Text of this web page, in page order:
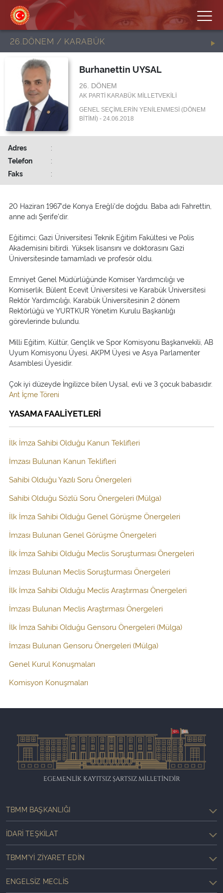
26.DÖNEM / KARABÜK
Burhanettin UYSAL
26. DÖNEM
AK PARTİ KARABÜK MİLLETVEKİLİ
GENEL SEÇİMLERİN YENİLENMESİ (DÖNEM
BİTİMİ) - 24.06.2018
Adres
:
Telefon
:
Faks
:
20 Haziran 1967'de Konya Ereğli'de doğdu. Baba adı Fahrettin,
anne adı Şerife'dir.
Eğitimci; Gazi Üniversitesi Teknik Eğitim Fakültesi ve Polis
Akademisini bitirdi. Yüksek lisansını ve doktorasını Gazi
Üniversitesinde tamamladı ve profesör oldu.
Emniyet Genel Müdürlüğünde Komiser Yardımcılığı ve
Komiserlik, Bülent Ecevit Üniversitesi ve Karabük Üniversitesi
Rektör Yardımcılığı, Karabük Üniversitesinin 2 dönem
Rektörlüğü ve YURTKUR Yönetim Kurulu Başkanlığı
görevlerinde bulundu.
Milli Eğitim, Kültür, Gençlik ve Spor Komisyonu Başkanvekili, AB
Uyum Komisyonu Üyesi, AKPM Üyesi ve Asya Parlamenter
Asamblesi Üyesidir.
Çok iyi düzeyde İngilizce bilen Uysal, evli ve 3 çocuk babasıdır.
Ant İçme Töreni
YASAMA FAALİYETLERİ
İlk İmza Sahibi Olduğu Kanun Teklifleri
İmzası Bulunan Kanun Teklifleri
Sahibi Olduğu Yazılı Soru Önergeleri
Sahibi Olduğu Sözlü Soru Önergeleri (Mülga)
İlk İmza Sahibi Olduğu Genel Görüşme Önergeleri
İmzası Bulunan Genel Görüşme Önergeleri
İlk İmza Sahibi Olduğu Meclis Soruşturması Önergeleri
İmzası Bulunan Meclis Soruşturması Önergeleri
İlk İmza Sahibi Olduğu Meclis Araştırması Önergeleri
İmzası Bulunan Meclis Araştırması Önergeleri
İlk İmza Sahibi Olduğu Gensoru Önergeleri (Mülga)
İmzası Bulunan Gensoru Önergeleri (Mülga)
Genel Kurul Konuşmaları
Komisyon Konuşmaları
EGEMENLİK KAYITSIZ ŞARTSIZ MİLLETİNDİR
TBMM BAŞKANLIĞI
İDARI TEŞKILAT
TBMM'YI ZIYARET EDIN
ENGELSIZ MECLIS